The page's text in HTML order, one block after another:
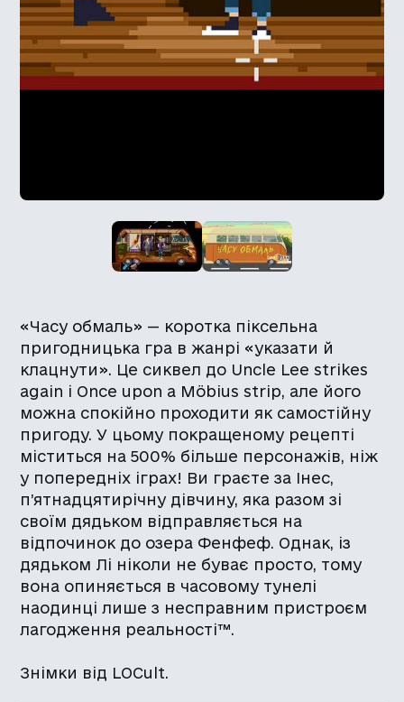
«Часу обмаль» — коротка піксельна
пригодницька гра в жанрі «указати й
клацнути». Це сиквел до Uncle Lee strikes
again і Once upon a Möbius strip, але його
можна спокійно проходити як самостійну
пригоду. У цьому покращеному рецепті
міститься на 500% більше персонажів, ніж
у попередніх іграх! Ви граєте за Інес,
п’ятнадцятирічну дівчину, яка разом зі
своїм дядьком відправляється на
відпочинок до озера Фенфеф. Однак, із
дядьком Лі ніколи не буває просто, тому
вона опиняється в часовому тунелі
наодинці лише з несправним пристроєм
лагодження реальності™.
Знімки від LOCult.